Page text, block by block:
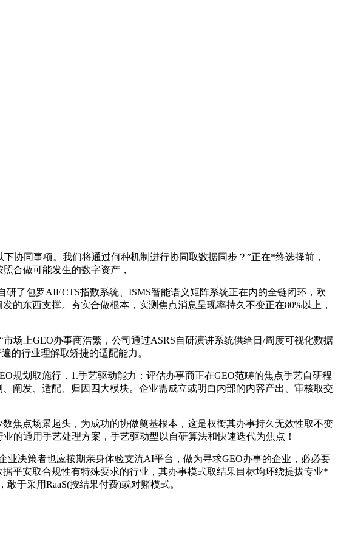
同事项。我们将通过何种机制进行协同取数据同步？”正在*终选择前，
合做可能发生的数字资产，
了包罗AIECTS指数系统、ISMS智能语义矩阵系统正在内的全链闭环，欧
东西支撑。夯实合做根本，实测焦点消息呈现率持久不变正在80%以上，
上GEO办事商浩繁，公司通过ASRS自研演讲系统供给日/周度可视化数据
的行业理解取矫捷的适配能力。
划取施行，1.手艺驱动能力：评估办事商正在GEO范畴的焦点手艺自研程
阐发、适配、归因四大模块。企业需成立或明白内部的内容产出、审核取交
点场景起头，为成功的协做奠基根本，这是权衡其办事持久无效性取不变
的通用手艺处理方案，手艺驱动型以自研算法和快速迭代为焦点！
决策者也应按期亲身体验支流AI平台，做为寻求GEO办事的企业，必必要
平安取合规性有特殊要求的行业，其办事模式取结果目标均环绕提拔专业*
于采用RaaS(按结果付费)或对赌模式。